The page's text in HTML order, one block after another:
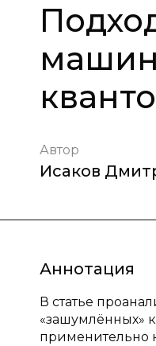
Автор
Исаков
Аннотация
В статье
«зашумлённых»
применительно